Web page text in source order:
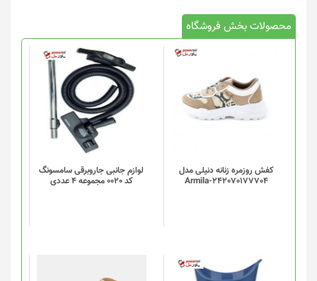
محصولات بخش فروشگاه
کفش روزمره زنانه دنیلی مدل
Armila-242070177704
لوازم جانبی جاروبرقی سامسونگ
کد 0020 مجموعه 4 عددی